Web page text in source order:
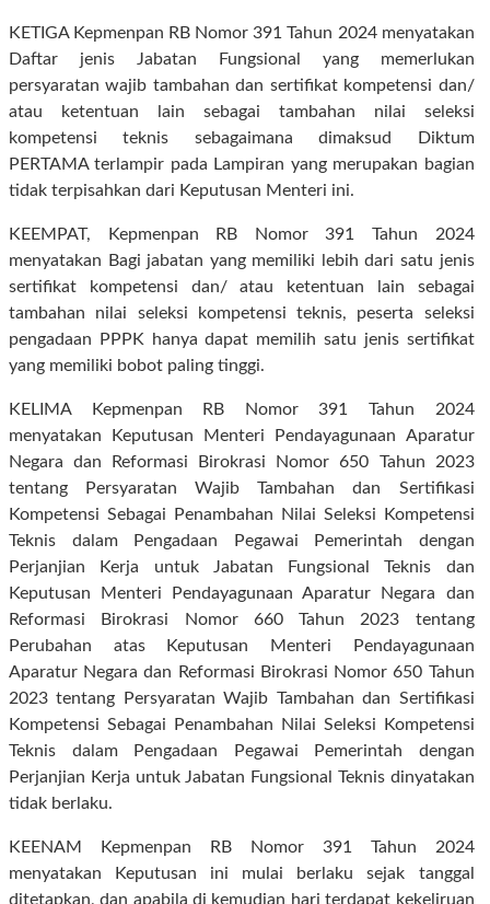
KETIGA Kepmenpan RB Nomor 391 Tahun 2024 menyatakan
Daftar jenis Jabatan Fungsional yang memerlukan
persyaratan wajib tambahan dan sertifikat kompetensi dan/
atau ketentuan lain sebagai tambahan nilai seleksi
kompetensi teknis sebagaimana dimaksud Diktum
PERTAMA terlampir pada Lampiran yang merupakan bagian
tidak terpisahkan dari Keputusan Menteri ini.
KEEMPAT, Kepmenpan RB Nomor 391 Tahun 2024
menyatakan Bagi jabatan yang memiliki lebih dari satu jenis
sertifikat kompetensi dan/ atau ketentuan lain sebagai
tambahan nilai seleksi kompetensi teknis, peserta seleksi
pengadaan PPPK hanya dapat memilih satu jenis sertifikat
yang memiliki bobot paling tinggi.
KELIMA Kepmenpan RB Nomor 391 Tahun 2024
menyatakan Keputusan Menteri Pendayagunaan Aparatur
Negara dan Reformasi Birokrasi Nomor 650 Tahun 2023
tentang Persyaratan Wajib Tambahan dan Sertifikasi
Kompetensi Sebagai Penambahan Nilai Seleksi Kompetensi
Teknis dalam Pengadaan Pegawai Pemerintah dengan
Perjanjian Kerja untuk Jabatan Fungsional Teknis dan
Keputusan Menteri Pendayagunaan Aparatur Negara dan
Reformasi Birokrasi Nomor 660 Tahun 2023 tentang
Perubahan atas Keputusan Menteri Pendayagunaan
Aparatur Negara dan Reformasi Birokrasi Nomor 650 Tahun
2023 tentang Persyaratan Wajib Tambahan dan Sertifikasi
Kompetensi Sebagai Penambahan Nilai Seleksi Kompetensi
Teknis dalam Pengadaan Pegawai Pemerintah dengan
Perjanjian Kerja untuk Jabatan Fungsional Teknis dinyatakan
tidak berlaku.
KEENAM Kepmenpan RB Nomor 391 Tahun 2024
menyatakan Keputusan ini mulai berlaku sejak tanggal
ditetapkan, dan apabila di kemudian hari terdapat kekeliruan